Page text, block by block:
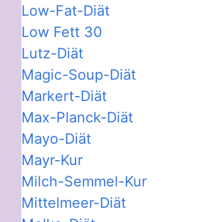
Low-Fat-Diät
Low Fett 30
Lutz-Diät
Magic-Soup-Diät
Markert-Diät
Max-Planck-Diät
Mayo-Diät
Mayr-Kur
Milch-Semmel-Kur
Mittelmeer-Diät